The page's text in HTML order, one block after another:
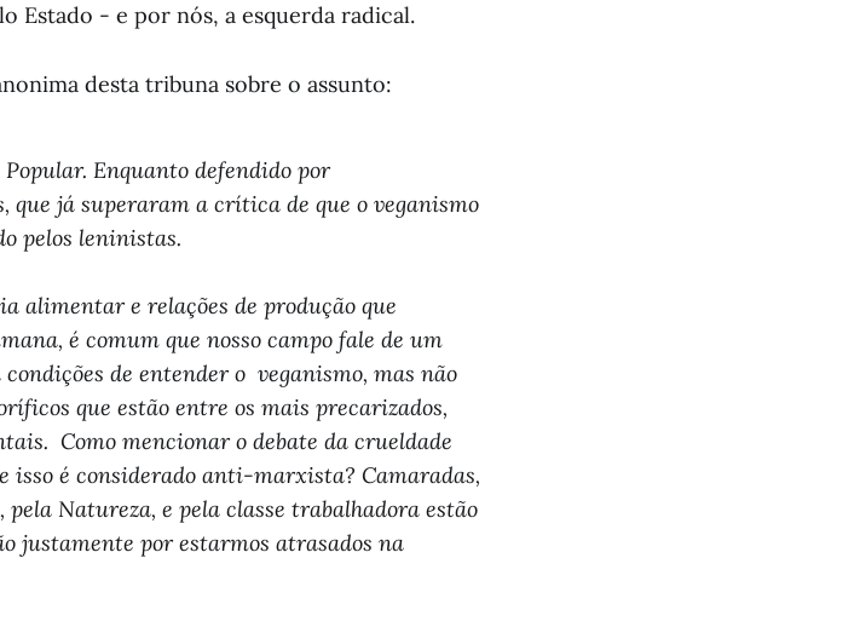
Estado - e por nós, a esquerda radical.
desta tribuna sobre o assunto:
Enquanto defendido por
que já superaram a crítica de que o veganismo
pelos leninistas.
alimentar e relações de produção que
é comum que nosso campo fale de um
de entender o veganismo, mas não
que estão entre os mais precarizados,
Como mencionar o debate da crueldade
isso é considerado anti-marxista? Camaradas,
Natureza, e pela classe trabalhadora estão
justamente por estarmos atrasados na